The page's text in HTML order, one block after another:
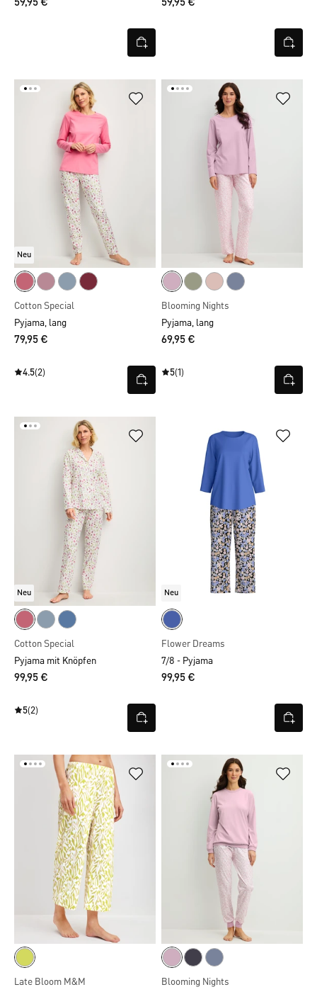
59,95 € 59,95 €
Neu
Cotton Special
Pyjama, lang
79,95 €
4.5(2)
Blooming Nights
Pyjama, lang
69,95 €
5(1)
Neu
Cotton Special
Pyjama mit Knöpfen
99,95 €
5(2)
Neu
Flower Dreams
7/8 - Pyjama
99,95 €
Late Bloom M&M Blooming Nights